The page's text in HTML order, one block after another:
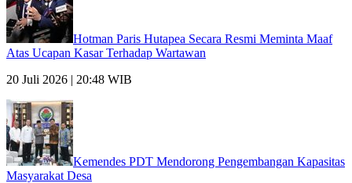
Hotman Paris Hutapea Secara Resmi Meminta Maaf
Atas Ucapan Kasar Terhadap Wartawan
20 Juli 2026 | 20:48 WIB
Kemendes PDT Mendorong Pengembangan Kapasitas
Masyarakat Desa